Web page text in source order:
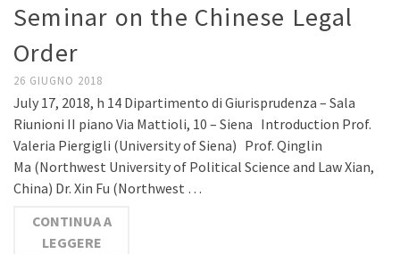
Seminar on the Chinese Legal
Order
26 GIUGNO 2018
July 17, 2018, h 14 Dipartimento di Giurisprudenza – Sala
Riunioni II piano Via Mattioli, 10 – Siena Introduction Prof.
Valeria Piergigli (University of Siena) Prof. Qinglin
Ma (Northwest University of Political Science and Law Xian,
China) Dr. Xin Fu (Northwest …
CONTINUA A
LEGGERE